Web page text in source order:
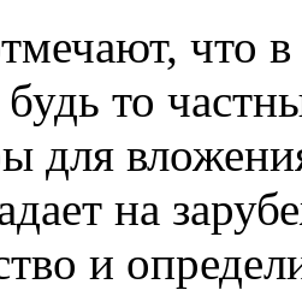
что
то
для
на
и